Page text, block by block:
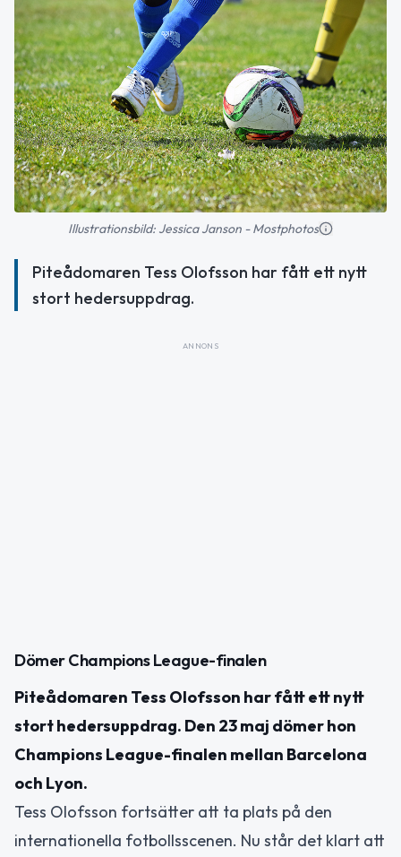
Illustrationsbild: Jessica Janson - Mostphotos
Piteådomaren Tess Olofsson har fått ett nytt
stort hedersuppdrag.
ANNONS
Dömer Champions League-finalen
Piteådomaren Tess Olofsson har fått ett nytt
stort hedersuppdrag. Den 23 maj dömer hon
Champions League-finalen mellan Barcelona
och Lyon.
Tess Olofsson fortsätter att ta plats på den
internationella fotbollsscenen. Nu står det klart att